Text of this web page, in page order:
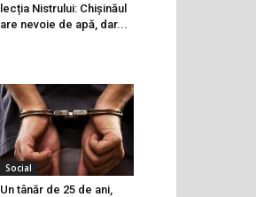
lecția Nistrului: Chișinăul
are nevoie de apă, dar...
Social
Un tânăr de 25 de ani,